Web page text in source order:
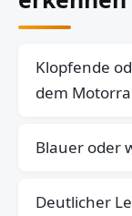
Klopfende
dem
Blauer oder
Deutlicher